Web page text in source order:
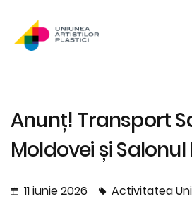
UAP Galerie
Anunț! Transport
Moldovei și
11 iunie 2026 Activitatea